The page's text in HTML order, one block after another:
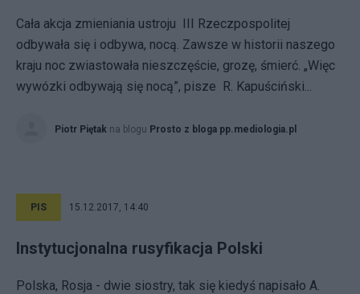
Cała akcja zmieniania ustroju III Rzeczpospolitej
odbywała się i odbywa, nocą. Zawsze w historii naszego
kraju noc zwiastowała nieszczęście, grozę, śmierć. „Więc
wywózki odbywają się nocą”, pisze R. Kapuściński...
Piotr Piętak na blogu Prosto z bloga pp.mediologia.pl
PIS 15.12.2017, 14:40
Instytucjonalna rusyfikacja Polski
Polska, Rosja - dwie siostry, tak się kiedyś napisało A.